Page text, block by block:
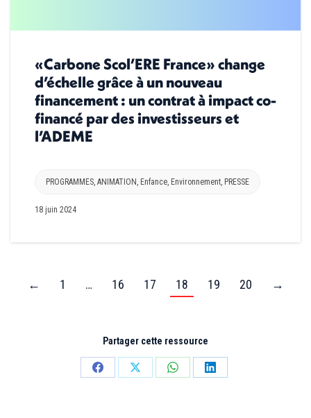
«Carbone Scol’ERE France» change
d’échelle grâce à un nouveau
financement : un contrat à impact co-
financé par des investisseurs et
l’ADEME
PROGRAMMES ANIMATION Enfance Environnement PRESSE
18 juin 2024
← 1 … 16 17 18 19 20 →
Partager cette ressource
PartagerPartagerPartagerPartager